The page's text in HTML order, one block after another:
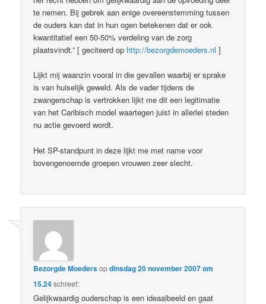
te nemen. Bij gebrek aan enige overeenstemming tussen
de ouders kan dat in hun ogen betekenen dat er ook
kwantitatief een 50-50% verdeling van de zorg
plaatsvindt.” [ geciteerd op http://bezorgdemoeders.nl ]
Lijkt mij waanzin vooral in die gevallen waarbij er sprake
is van huiselijk geweld. Als de vader tijdens de
zwangerschap is vertrokken lijkt me dit een legitimatie
van het Caribisch model waartegen juist in allerlei steden
nu actie gevoerd wordt.
Het SP-standpunt in deze lijkt me met name voor
bovengenoemde groepen vrouwen zeer slecht.
Bezorgde Moedersopdinsdag 20 november 2007 om
15.24schreef:
Gelijkwaardig ouderschap is een ideaalbeeld en gaat